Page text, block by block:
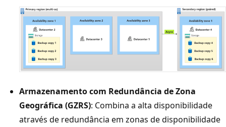
Armazenamento com Redundância de Zona
Geográfica (GZRS): Combina a alta disponibilidade
através de redundância em zonas de disponibilidade